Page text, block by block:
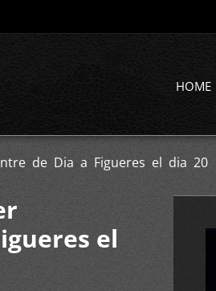
HOME
de Dia a Figueres el dia 20
el